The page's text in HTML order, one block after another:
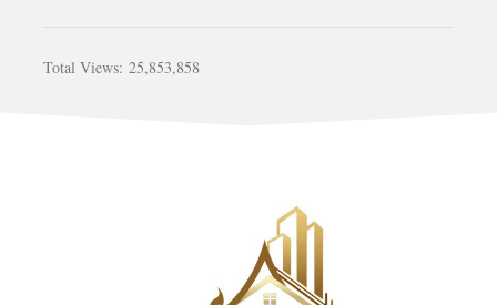
Total Views: 25,853,858